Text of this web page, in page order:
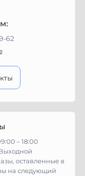
62
– 18:00
оставленные в
на следующий